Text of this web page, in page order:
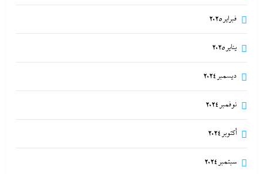
فبراير 2025
يناير 2025
ديسمبر 2024
نوفمبر 2024
أكتوبر 2024
سبتمبر 2024